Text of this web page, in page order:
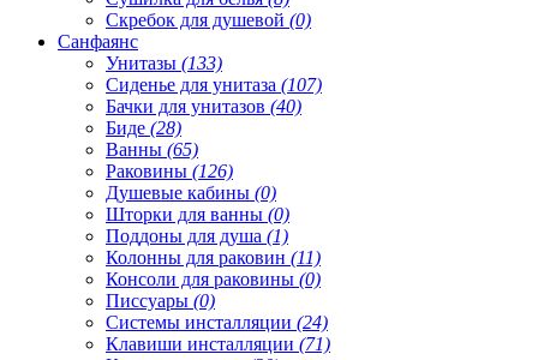
Скребок для душевой (0)
Санфаянс
Унитазы (133)
Сиденье для унитаза (107)
Бачки для унитазов (40)
Биде (28)
Ванны (65)
Раковины (126)
Душевые кабины (0)
Шторки для ванны (0)
Поддоны для душа (1)
Колонны для раковин (11)
Консоли для раковины (0)
Писсуары (0)
Системы инсталляции (24)
Клавиши инсталляции (71)